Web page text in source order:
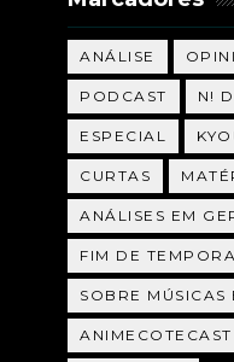
ANÁLISE
PODCAST N!
ESPECIAL
CURTAS
ANÁLISES EM
FIM DE
SOBRE MÚSICAS
ANIMECOTECAST